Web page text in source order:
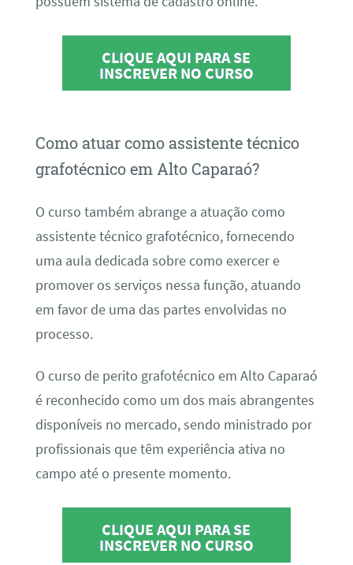
CLIQUE AQUI PARA SE
INSCREVER NO CURSO
Como atuar como assistente técnico
grafotécnico em Alto Caparaó?
O curso também abrange a atuação como
assistente técnico grafotécnico, fornecendo
uma aula dedicada sobre como exercer e
promover os serviços nessa função, atuando
em favor de uma das partes envolvidas no
processo.
O curso de perito grafotécnico em Alto Caparaó
é reconhecido como um dos mais abrangentes
disponíveis no mercado, sendo ministrado por
profissionais que têm experiência ativa no
campo até o presente momento.
CLIQUE AQUI PARA SE
INSCREVER NO CURSO